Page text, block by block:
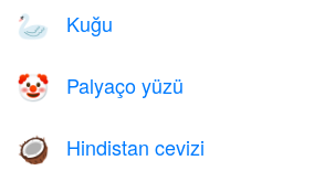
🦢 Kuğu
🤡 Palyaço yüzü
🥥 Hindistan cevizi